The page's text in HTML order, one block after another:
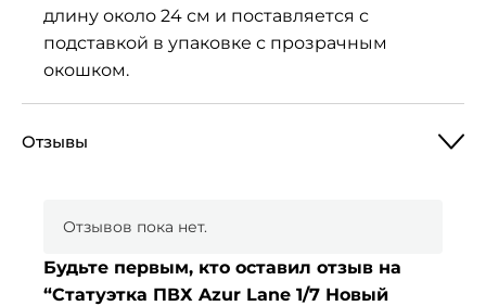
длину около 24 см и поставляется с
подставкой в упаковке с прозрачным
окошком.
Отзывы
Отзывов пока нет.
Будьте первым, кто оставил отзыв на
“Статуэтка ПВХ Azur Lane 1/7 Новый